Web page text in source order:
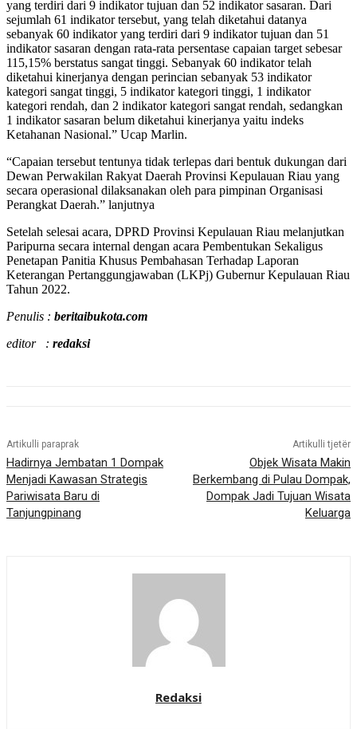
yang terdiri dari 9 indikator tujuan dan 52 indikator sasaran. Dari
sejumlah 61 indikator tersebut, yang telah diketahui datanya
sebanyak 60 indikator yang terdiri dari 9 indikator tujuan dan 51
indikator sasaran dengan rata-rata persentase capaian target sebesar
115,15% berstatus sangat tinggi. Sebanyak 60 indikator telah
diketahui kinerjanya dengan perincian sebanyak 53 indikator
kategori sangat tinggi, 5 indikator kategori tinggi, 1 indikator
kategori rendah, dan 2 indikator kategori sangat rendah, sedangkan
1 indikator sasaran belum diketahui kinerjanya yaitu indeks
Ketahanan Nasional.” Ucap Marlin.
“Capaian tersebut tentunya tidak terlepas dari bentuk dukungan dari
Dewan Perwakilan Rakyat Daerah Provinsi Kepulauan Riau yang
secara operasional dilaksanakan oleh para pimpinan Organisasi
Perangkat Daerah.” lanjutnya
Setelah selesai acara, DPRD Provinsi Kepulauan Riau melanjutkan
Paripurna secara internal dengan acara Pembentukan Sekaligus
Penetapan Panitia Khusus Pembahasan Terhadap Laporan
Keterangan Pertanggungjawaban (LKPj) Gubernur Kepulauan Riau
Tahun 2022.
Penulis : beritaibukota.com
editor : redaksi
Artikulli paraprak
Hadirnya Jembatan 1 Dompak
Menjadi Kawasan Strategis
Pariwisata Baru di
Tanjungpinang
Artikulli tjetër
Objek Wisata Makin
Berkembang di Pulau Dompak,
Dompak Jadi Tujuan Wisata
Keluarga
Redaksi